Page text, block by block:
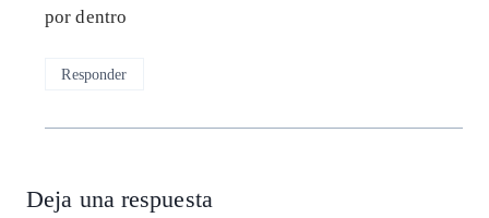
por dentro
Responder
Deja una respuesta